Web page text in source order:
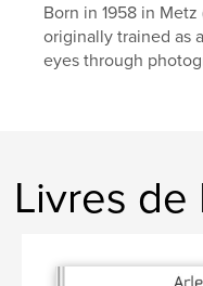
Born in 1958 in
originally trained as
eyes through
Livres de